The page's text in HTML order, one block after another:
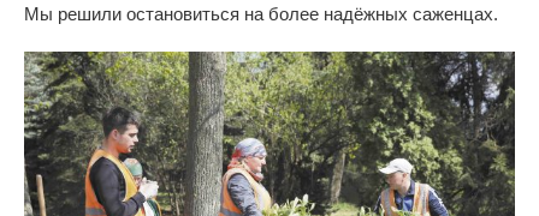
Мы решили остановиться на более надёжных саженцах.